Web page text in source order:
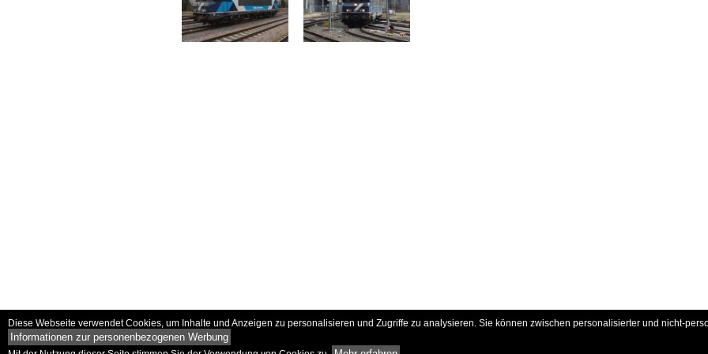
Diese Webseite verwendet Cookies, um Inhalte und Anzeigen zu personalisieren und Zugriffe zu analysieren. Sie können zwischen personalisierter und nicht-
Informationen zur personenbezogenen Werbung